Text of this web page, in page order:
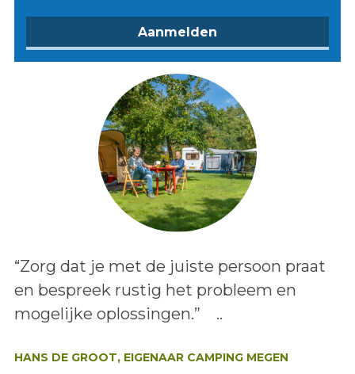
Lees het bericht:
“Zorg dat je met de juiste persoon praat
en bespreek rustig het probleem en
mogelijke oplossingen.” ..
HANS DE GROOT, EIGENAAR CAMPING MEGEN